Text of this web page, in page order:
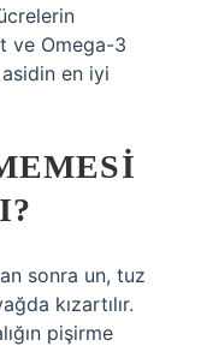
ve Omega-3
en iyi
sonra un, tuz
kızartılır.
pişirme